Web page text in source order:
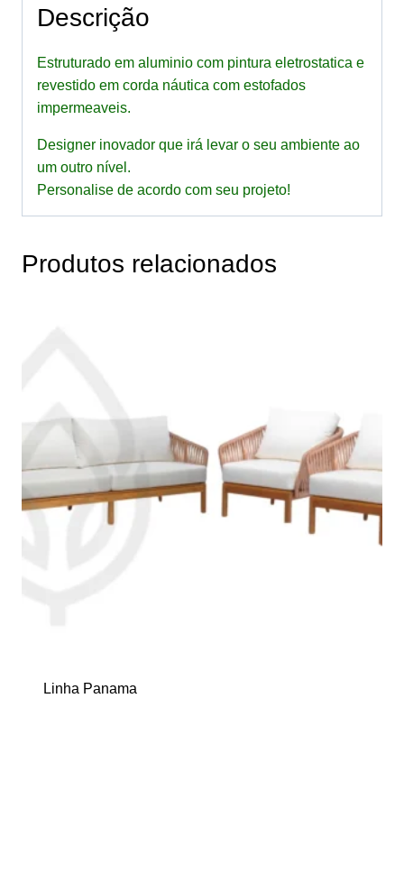
Descrição
Estruturado em aluminio com pintura eletrostatica e
revestido em corda náutica com estofados
impermeaveis.
Designer inovador que irá levar o seu ambiente ao
um outro nível.
Personalise de acordo com seu projeto!
Produtos relacionados
Linha Panama